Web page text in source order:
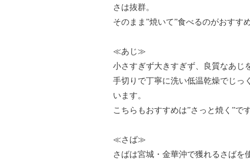
さは抜群。
そのまま”焼いて”食べるのがおすす
≪あじ≫
小さすぎず大きすぎず、良質なあじ
手切りで丁寧に洗い低温乾燥でじっ
います。
こちらもおすすめは”さっと焼く”です
≪さば≫
さばは宮城・金華沖で獲れるさばを